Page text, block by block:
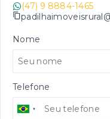
(47) 9 8884-1465
Nome
Telefone